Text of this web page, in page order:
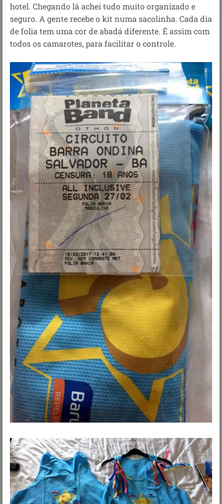
hotel. Chegando lá achei tudo muito organizado e
seguro. A gente recebe o kit numa sacolinha. Cada dia
de folia tem uma cor de abadá diferente. É assim com
todos os camarotes, para facilitar o controle.